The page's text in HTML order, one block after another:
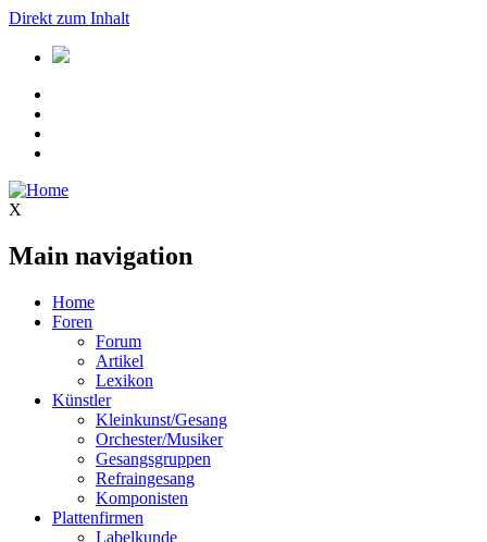
Direkt zum Inhalt
X
Main navigation
Home
Foren
Forum
Artikel
Lexikon
Künstler
Kleinkunst/Gesang
Orchester/Musiker
Gesangsgruppen
Refraingesang
Komponisten
Plattenfirmen
Labelkunde